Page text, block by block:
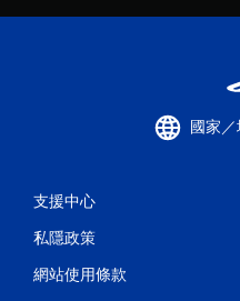
國家
支援中心
私隱政策
網站使用條款